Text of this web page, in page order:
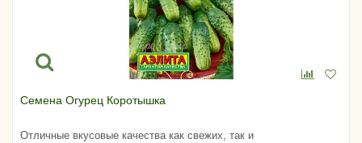
Семена Огурец Коротышка
Отличные вкусовые качества как свежих, так и